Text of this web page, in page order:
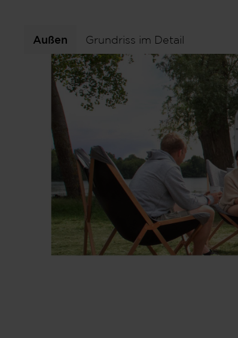
Außen Grundriss im Detail